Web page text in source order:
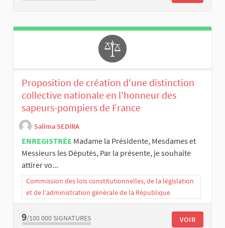
Proposition de création d'une distinction
collective nationale en l'honneur des
sapeurs-pompiers de France
Salima SEDIRA
ENREGISTRÉE Madame la Présidente, Mesdames et
Messieurs les Députés, Par la présente, je souhaite
attirer vo...
Commission des lois constitutionnelles, de la législation
et de l’administration générale de la République
9/100 000 SIGNATURES VOIR